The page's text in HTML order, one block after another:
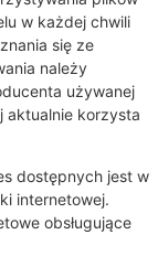
w każdej chwili
się ze
należy
używanej
aktualnie korzysta
dostępnych jest w
internetowej.
obsługujące